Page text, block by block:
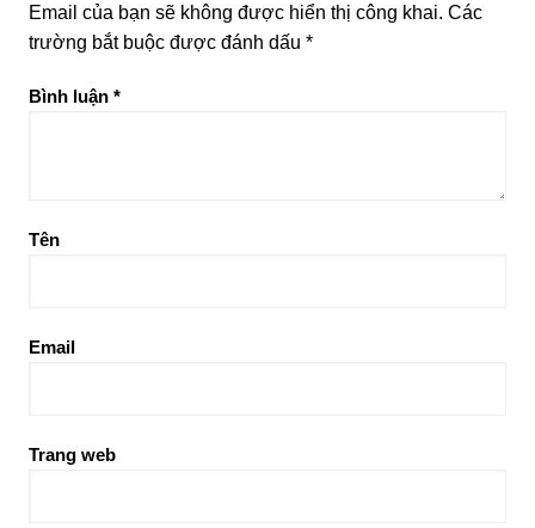
Email của bạn sẽ không được hiển thị công khai. Các
trường bắt buộc được đánh dấu *
Bình luận *
Tên
Email
Trang web